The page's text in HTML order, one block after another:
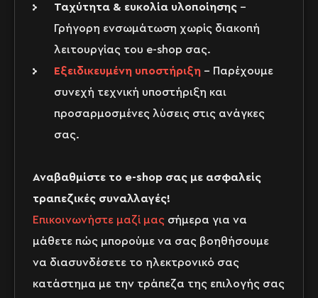
Ταχύτητα & ευκολία υλοποίησης –
Γρήγορη ενσωμάτωση χωρίς διακοπή
λειτουργίας του e-shop σας.
Εξειδικευμένη υποστήριξη – Παρέχουμε
συνεχή τεχνική υποστήριξη και
προσαρμοσμένες λύσεις στις ανάγκες
σας.
Αναβαθμίστε το e-shop σας με ασφαλείς
τραπεζικές συναλλαγές!
Επικοινωνήστε μαζί μας σήμερα για να
μάθετε πώς μπορούμε να σας βοηθήσουμε
να διασυνδέσετε το ηλεκτρονικό σας
κατάστημα με την τράπεζα της επιλογής σας